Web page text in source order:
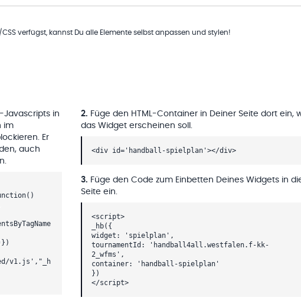
verfügst, kannst Du alle Elemente selbst anpassen und stylen!
Javascripts in
im
Er
auch
v1.js',"_h
2. Füge den HTML-Container in Deiner Seite dort ein,
das Widget erscheinen soll.
<div id='handball-spielplan'></div>
3. Füge den Code zum Einbetten Deines Widgets in
Seite ein.
<script>
_hb({
widget: 'spielplan',
tournamentId: 'handball4all.westfalen.f-kk-
2_wfms',
container: 'handball-spielplan'
})
</script>